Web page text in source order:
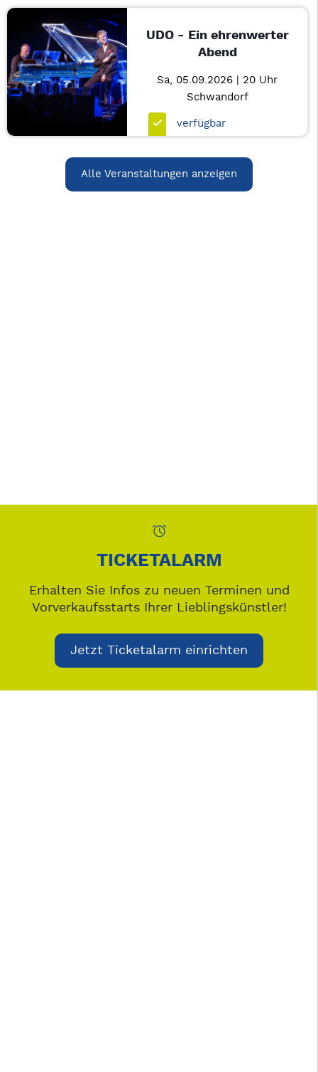
UDO - Ein ehrenwerter
Abend
Sa, 05.09.2026 | 20 Uhr
Schwandorf
verfügbar
Alle Veranstaltungen anzeigen
TICKETALARM
Erhalten Sie Infos zu neuen Terminen und
Vorverkaufsstarts Ihrer Lieblingskünstler!
Jetzt Ticketalarm einrichten